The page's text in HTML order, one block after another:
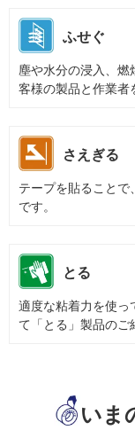
ふせぐ
塵や水分の浸入、燃
客様の製品と作業者
さえぎる
テープを貼ることで
です。
とる
適度な粘着力を使っ
て「とる」製品のご
いま